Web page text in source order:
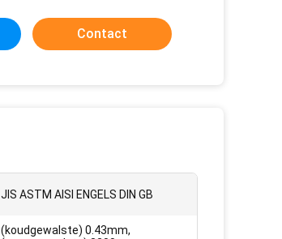
Contact
JIS ASTM AISI ENGELS DIN GB
(koudgewalste) 0.43mm,